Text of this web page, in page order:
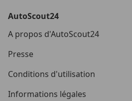
AutoScout24
A propos d'AutoScout24
Presse
Conditions d'utilisation
Informations légales